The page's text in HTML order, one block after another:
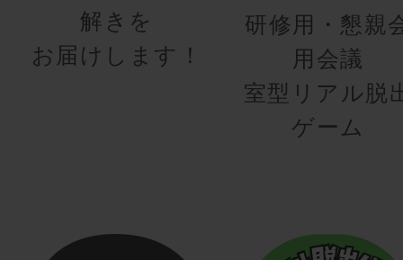
解きを
お届けします！
研修用・懇親
用会議
室型リアル脱
ゲーム